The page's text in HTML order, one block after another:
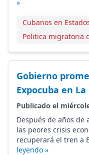
»
Cubanos en
Politica migratoria
Gobierno
Expocuba en
Publicado el
Después de años de
las peores crisis
recuperará el tren a
leyendo »